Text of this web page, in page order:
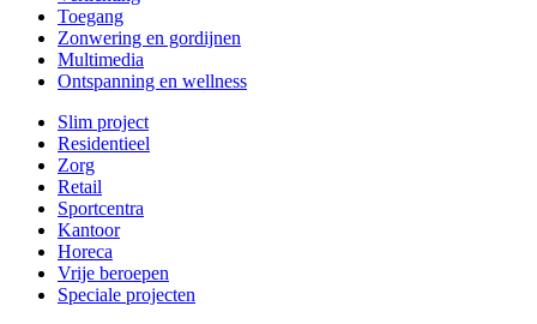
Toegang
Zonwering en gordijnen
Multimedia
Ontspanning en wellness
Slim project
Residentieel
Zorg
Retail
Sportcentra
Kantoor
Horeca
Vrije beroepen
Speciale projecten